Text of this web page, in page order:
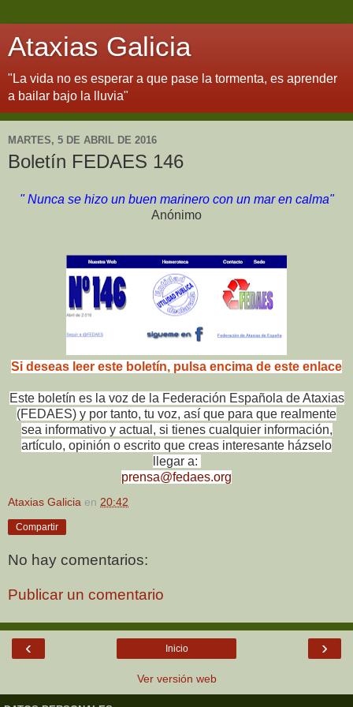
Ataxias Galicia
"La vida no es esperar a que pase la tormenta, es aprender
a bailar bajo la lluvia"
MARTES, 5 DE ABRIL DE 2016
Boletín FEDAES 146
" Nunca se hizo un buen marinero con un mar en calma"
Anónimo
Si deseas leer este boletín, pulsa encima de este enlace
Este boletín es la voz de la Federación Española de Ataxias
(FEDAES) y por tanto, tu voz, así que para que realmente
sea informativo y actual, si tienes cualquier información,
artículo, opinión o escrito que creas interesante házselo
llegar a:
prensa@fedaes.org
Ataxias Galicia en 20:42
Compartir
No hay comentarios:
Publicar un comentario
‹ ›
Inicio
Ver versión web